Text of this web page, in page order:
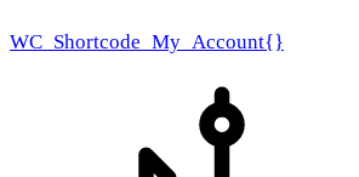
WC_Shortcode_My_Account{}